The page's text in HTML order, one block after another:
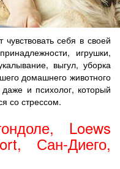
себя в своей
игрушки,
выгул, уборка
домашнего животного
и психолог, который
со стрессом.
Loews
Сан-Диего,